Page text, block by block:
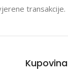
transakcije.